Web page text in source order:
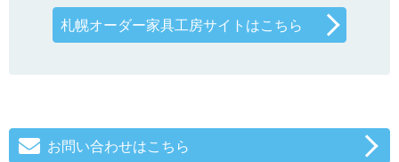
札幌オーダー家具工房サイトはこちら
お問い合わせはこちら